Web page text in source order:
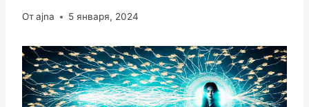
Отajna 5 января, 2024